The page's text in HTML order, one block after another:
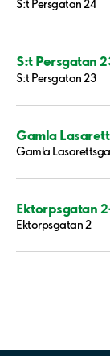
S:t Persgatan 24
S:t Persgatan
S:t Persgatan 23
Gamla
Gamla
Ektorpsgatan
Ektorpsgatan 2